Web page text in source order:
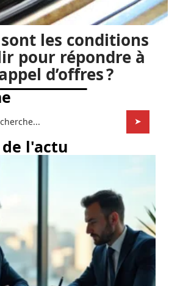
les conditions
pour répondre à
d’offres ?
l'actu